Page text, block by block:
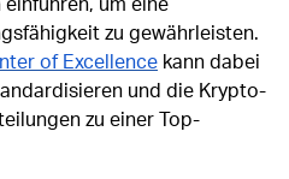
um eine
zu gewährleisten.
of Excellence kann dabei
und die Krypto-
zu einer Top-